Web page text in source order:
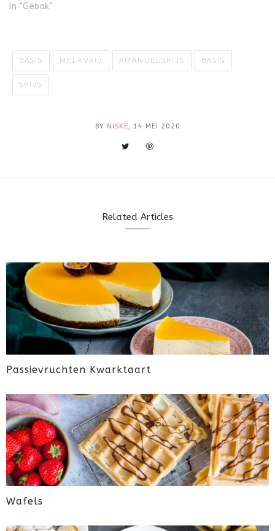
In "Gebak"
BASIS MELKVRIJ AMANDELSPIJS BASIS
SPIJS
BY NISKE , 14 MEI 2020
Related Articles
Passievruchten Kwarktaart
Wafels